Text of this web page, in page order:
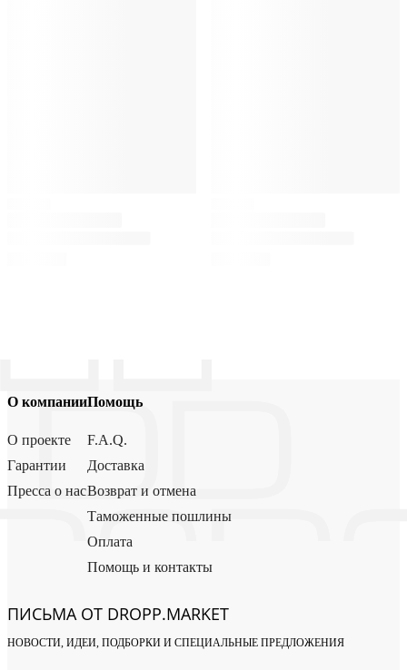
О компании
О проекте
Гарантии
Пресса о нас
Помощь
F.A.Q.
Доставка
Возврат и отмена
Таможенные пошлины
Оплата
Помощь и контакты
ПИСЬМА ОТ DROPP.MARKET
НОВОСТИ, ИДЕИ, ПОДБОРКИ И СПЕЦИАЛЬНЫЕ ПРЕДЛОЖЕНИЯ